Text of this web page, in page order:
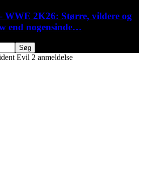
WWE 2K26: Større, vildere og
end nogensinde…
Evil 2 anmeldelse